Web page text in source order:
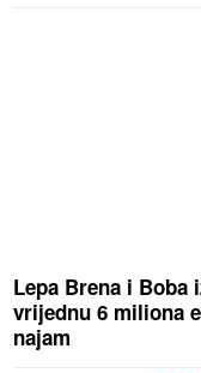
Lepa Brena i
vrijednu 6 miliona
najam